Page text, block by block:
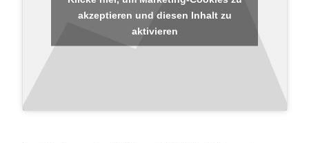
akzeptieren und diesen Inhalt zu
aktivieren